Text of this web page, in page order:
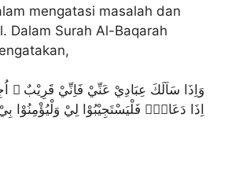
mengatasi masalah dan
Dalam Surah Al-Baqarah
وَاِذَا سَاَلَكَ عِبَادِيْ عَنِّيْ فَاِنِّيْ قَرِيْبٌ
اِذَا دَعَانِۙ فَلْيَسْتَجِيْبُوْا لِيْ وَلْيُؤْمِنُوْا